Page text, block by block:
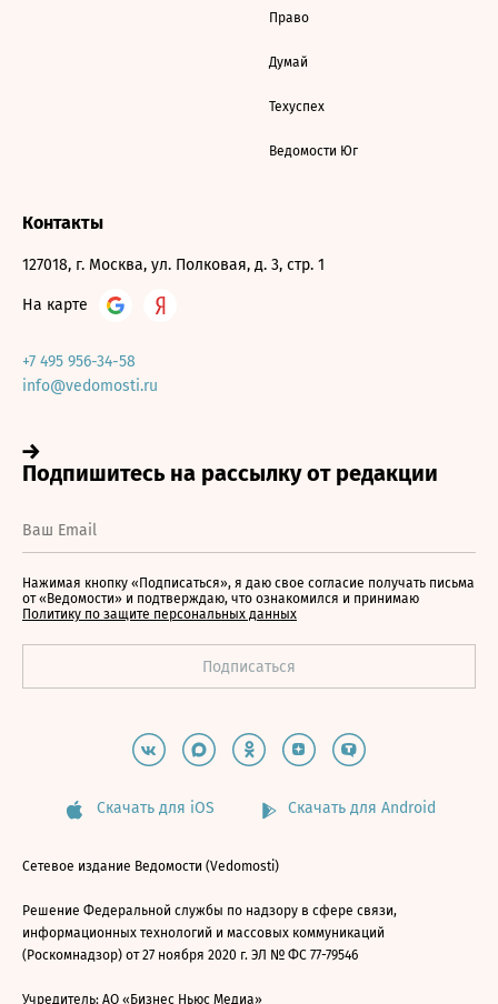
Право
Думай
Техуспех
Ведомости Юг
Контакты
127018, г. Москва, ул. Полковая, д. 3, стр. 1
На карте
+7 495 956-34-58
info@vedomosti.ru
Нажимая кнопку «Подписаться», я даю свое согласие получать письма
от «Ведомости» и подтверждаю, что ознакомился и принимаю
Политику по защите персональных данных
Скачать для iOS Скачать для Android
Сетевое издание Ведомости (Vedomosti)
Решение Федеральной службы по надзору в сфере связи,
информационных технологий и массовых коммуникаций
(Роскомнадзор) от 27 ноября 2020 г. ЭЛ № ФС 77-79546
Учредитель: АО «Бизнес Ньюс Медиа»